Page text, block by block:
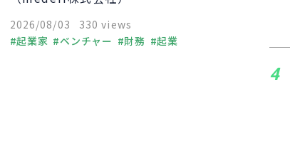
2026/08/03
330 views
起業家
ベンチャー 財務
起業